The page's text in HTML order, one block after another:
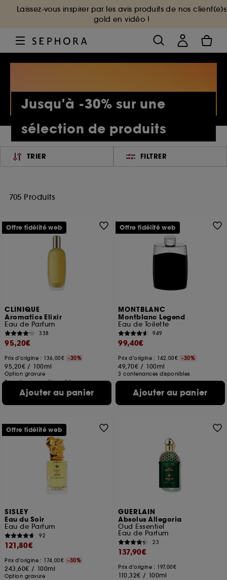
Laissez-vous inspirer par les avis produits de nos client(e)s
gold en vidéo !
Jusqu'à -30% sur une
sélection de produits
TRIER FILTRER
705 Produits
CLINIQUE
Aromatics Elixir
Eau de Parfum
338
95,20€
Prix d'origine : 136,00€ -30%
95,20€ / 100ml
Option gravure
3 contenances disponibles
Ajouter au panier
Offre fidélité web
MONTBLANC
Montblanc Legend
Eau de Toilette
949
99,40€
Prix d'origine : 142,00€ -30%
49,70€ / 100ml
3 contenances disponibles
Ajouter au panier
Offre fidélité web
SISLEY
Eau du Soir
Eau de Parfum
92
121,80€
Prix d'origine : 174,00€ -30%
243,60€ / 100ml
Option gravure
Offre fidélité web
GUERLAIN
Absolus Allegoria
Oud Essentiel
Eau de Parfum
23
137,90€
Prix d'origine : 197,00€
110,32€ / 100ml